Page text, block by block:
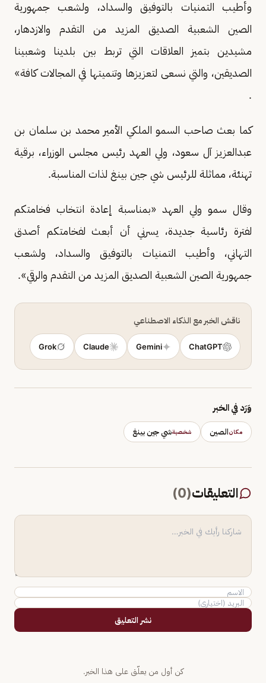
وأطيب التمنيات بالتوفيق والسداد، ولشعب جمهورية
الصين الشعبية الصديق المزيد من التقدم والازدهار،
مشيدين بتميز العلاقات التي تربط بين بلدينا وشعبينا
الصديقين، والتي نسعى لتعزيزها وتنميتها في المجالات كافة»
.
كما بعث صاحب السمو الملكي الأمير محمد بن سلمان بن
عبدالعزيز آل سعود، ولي العهد رئيس مجلس الوزراء، برقية
تهنئة، مماثلة للرئيس شي جين بينغ لذات المناسبة.
وقال سمو ولي العهد «بمناسبة إعادة انتخاب فخامتكم
لفترة رئاسية جديدة، يسرني أن أبعث لفخامتكم أصدق
التهاني، وأطيب التمنيات بالتوفيق والسداد، ولشعب
جمهورية الصين الشعبية الصديق المزيد من التقدم والرقي».
ناقش الخبر مع الذكاء الاصطناعي
ChatGPT
Gemini
Claude
Grok
وَرَد في الخبر
مكانالصين شخصيةشي جين بينغ
التعليقات(
0
)
نشر التعليق
كن أول من يعلّق على هذا الخبر.